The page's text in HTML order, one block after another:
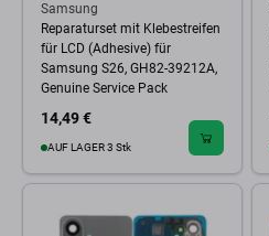
Samsung
Reparaturset mit Klebestreifen
für LCD (Adhesive) für
Samsung S26, GH82-39212A,
Genuine Service Pack
14,49 €
AUF LAGER 3 Stk